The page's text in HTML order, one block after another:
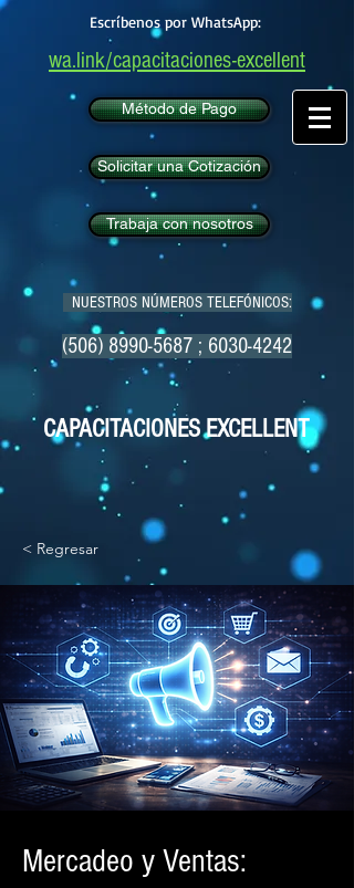
Escríbenos por WhatsApp:
wa.link/capacitaciones-excellent
Método de Pago
Solicitar una Cotización
Trabaja con nosotros
NUESTROS NÚMEROS TELEFÓNICOS:
(506) 8990-5687 ; 6030-4242
CAPACITACIONES EXCELLENT
< Regresar
Mercadeo y Ventas: